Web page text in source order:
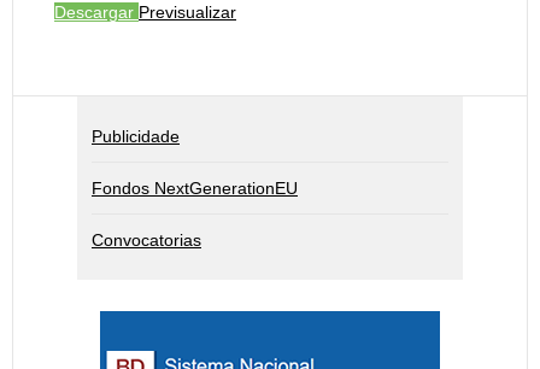
Descargar Previsualizar
Publicidade
Fondos NextGenerationEU
Convocatorias